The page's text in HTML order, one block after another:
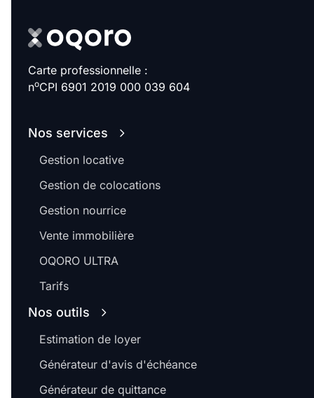
Carte professionnelle :
noCPI 6901 2019 000 039 604
Nos services
Gestion locative
Gestion de colocations
Gestion nourrice
Vente immobilière
OQORO ULTRA
Tarifs
Nos outils
Estimation de loyer
Générateur d'avis d'échéance
Générateur de quittance